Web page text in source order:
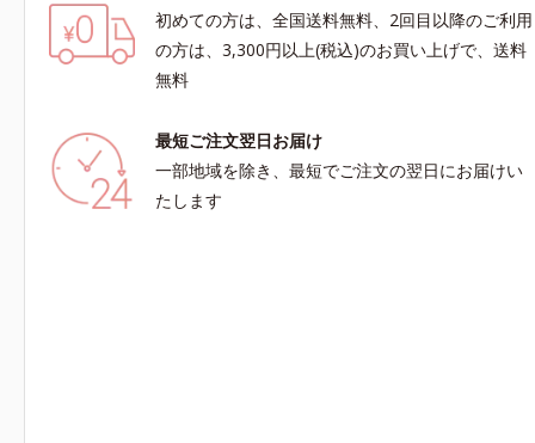
初めての方は、全国送料無料、2回目以降のご利用
の方は、3,300円以上(税込)のお買い上げで、送料
無料
最短ご注文翌日お届け
一部地域を除き、最短でご注文の翌日にお届けい
たします